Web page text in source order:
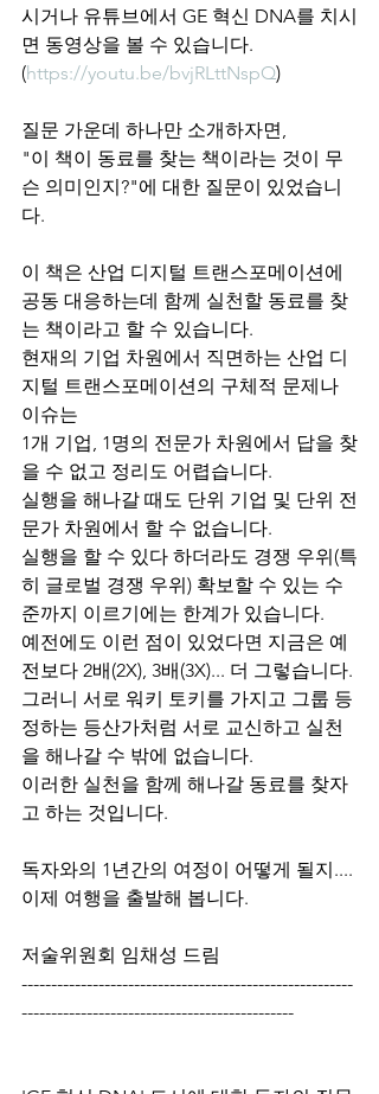
시거나 유튜브에서 GE 혁신 DNA를 치시
면 동영상을 볼 수 있습니다.
(https://youtu.be/bvjRLttNspQ)
질문 가운데 하나만 소개하자면,
"이 책이 동료를 찾는 책이라는 것이 무
슨 의미인지?"에 대한 질문이 있었습니
다.
이 책은 산업 디지털 트랜스포메이션에
공동 대응하는데 함께 실천할 동료를 찾
는 책이라고 할 수 있습니다.
현재의 기업 차원에서 직면하는 산업 디
지털 트랜스포메이션의 구체적 문제나
이슈는
1개 기업, 1명의 전문가 차원에서 답을 찾
을 수 없고 정리도 어렵습니다.
실행을 해나갈 때도 단위 기업 및 단위 전
문가 차원에서 할 수 없습니다.
실행을 할 수 있다 하더라도 경쟁 우위(특
히 글로벌 경쟁 우위) 확보할 수 있는 수
준까지 이르기에는 한계가 있습니다.
예전에도 이런 점이 있었다면 지금은 예
전보다 2배(2X), 3배(3X)... 더 그렇습니다.
그러니 서로 워키 토키를 가지고 그룹 등
정하는 등산가처럼 서로 교신하고 실천
을 해나갈 수 밖에 없습니다.
이러한 실천을 함께 해나갈 동료를 찾자
고 하는 것입니다.
독자와의 1년간의 여정이 어떻게 될지....
이제 여행을 출발해 봅니다.
저술위원회 임채성 드림
--------------------------------------------------------
----------------------------------------------